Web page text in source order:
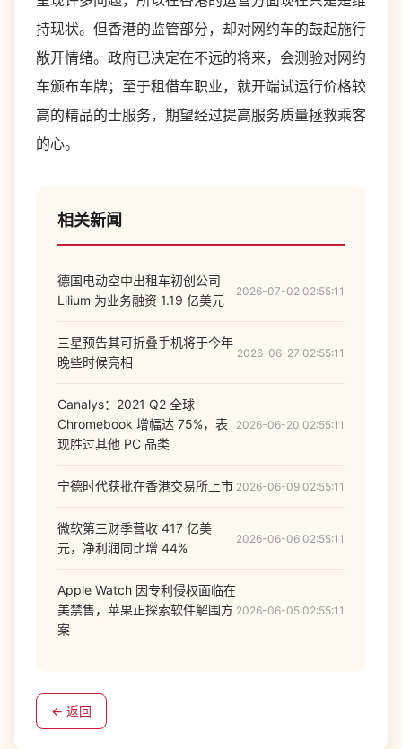
持现状。但香港的监管部分，却对网约车的鼓起施行
敞开情绪。政府已决定在不远的将来，会测验对网约
车颁布车牌；至于租借车职业，就开端试运行价格较
高的精品的士服务，期望经过提高服务质量拯救乘客
的心。
相关新闻
德国电动空中出租车初创公司
Lilium 为业务融资 1.19 亿美元
2026-07-02 02:55:11
三星预告其可折叠手机将于今年
晚些时候亮相
2026-06-27 02:55:11
Canalys：2021 Q2 全球
Chromebook 增幅达 75%，表
现胜过其他 PC 品类
2026-06-20 02:55:11
宁德时代获批在香港交易所上市 2026-06-09 02:55:11
微软第三财季营收 417 亿美
元，净利润同比增 44%
2026-06-06 02:55:11
Apple Watch 因专利侵权面临在
美禁售，苹果正探索软件解围方
案
2026-06-05 02:55:11
← 返回